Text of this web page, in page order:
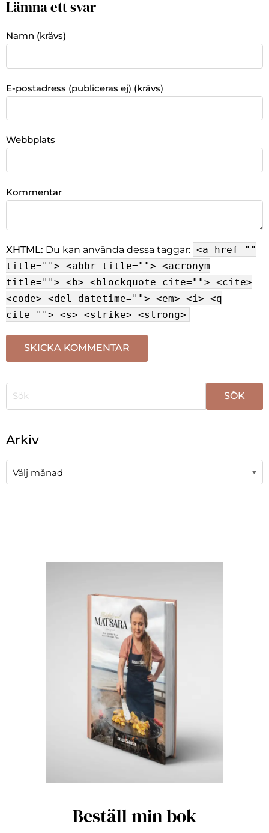
Lämna ett svar
Namn (krävs)
E-postadress (publiceras ej) (krävs)
Webbplats
Kommentar
XHTML: Du kan använda dessa taggar: <a href=""
title=""> <abbr title=""> <acronym
title=""> <b> <blockquote cite=""> <cite>
<code> <del datetime=""> <em> <i> <q
cite=""> <s> <strike> <strong>
Arkiv
Beställ min bok